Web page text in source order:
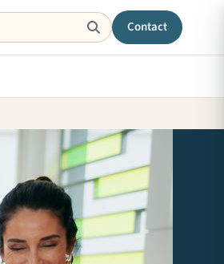
Contact